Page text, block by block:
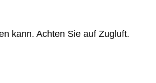
kann. Achten Sie auf Zugluft.